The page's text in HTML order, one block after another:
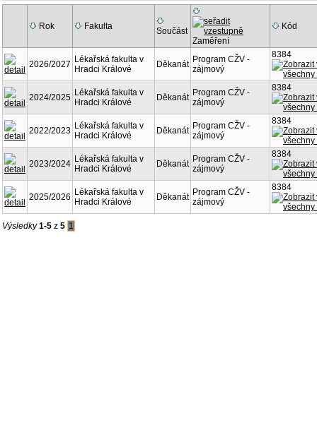
Rok Fakulta
Součást
Zaměření
Kód
2026/2027 Lékařská fakulta v
Hradci Králové
Děkanát Program CŽV -
zájmový
8384
2024/2025 Lékařská fakulta v
Hradci Králové
Děkanát Program CŽV -
zájmový
8384
2022/2023 Lékařská fakulta v
Hradci Králové
Děkanát Program CŽV -
zájmový
8384
2023/2024 Lékařská fakulta v
Hradci Králové
Děkanát Program CŽV -
zájmový
8384
2025/2026 Lékařská fakulta v
Hradci Králové
Děkanát Program CŽV -
zájmový
8384
Výsledky1-5 z 5 1